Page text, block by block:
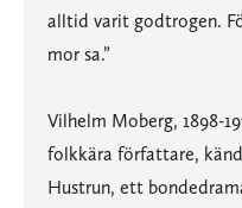
alltid varit godtrogen.
mor sa.”
Vilhelm Moberg, 1898-
folkkära författare,
Hustrun, ett